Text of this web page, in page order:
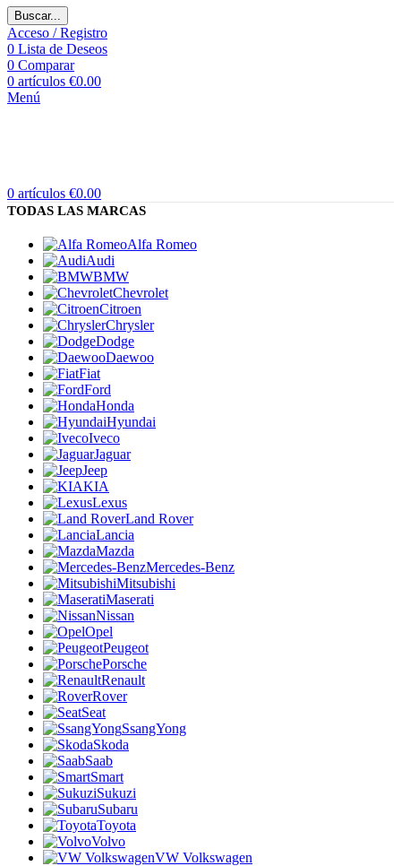
Buscar...
Acceso / Registro
0 Lista de Deseos
0 Comparar
0 artículos €0.00
Menú
0 artículos €0.00
TODAS LAS MARCAS
Alfa Romeo
Audi
BMW
Chevrolet
Citroen
Chrysler
Dodge
Daewoo
Fiat
Ford
Honda
Hyundai
Iveco
Jaguar
Jeep
KIA
Lexus
Land Rover
Lancia
Mazda
Mercedes-Benz
Mitsubishi
Maserati
Nissan
Opel
Peugeot
Porsche
Renault
Rover
Seat
SsangYong
Skoda
Saab
Smart
Sukuzi
Subaru
Toyota
Volvo
VW Volkswagen